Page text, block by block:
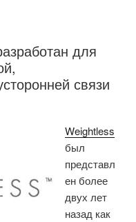
для
связи
Weightless
был
представл
ен более
двух лет
назад как